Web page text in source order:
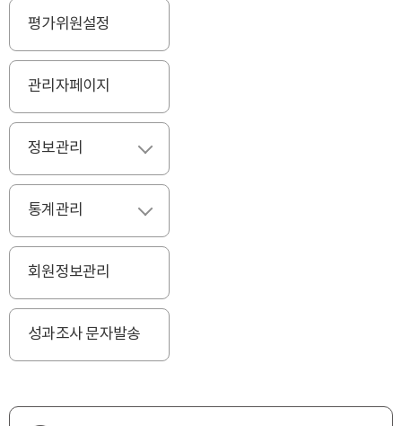
평가위원설정
관리자페이지
정보관리
통계관리
회원정보관리
성과조사 문자발송